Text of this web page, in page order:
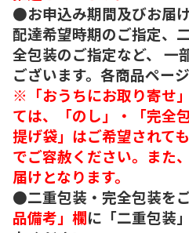
●お申込み期間及びお届
配達希望時期のご指定、
全包装のご指定など、 一
ございます。各商品ペー
※「おうちにお取り寄せ
ては、「のし」・「完全
提げ袋」はご希望されて
でご容赦ください。また
届けとなります。
●二重包装・完全包装をご
品備考」欄に「二重包装